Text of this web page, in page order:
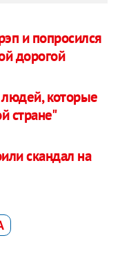
и попросился
дорогой
которые
стране"
скандал на